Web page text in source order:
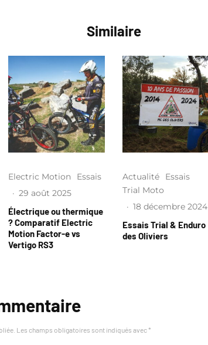
Similaire
Electric Motion
Essais
· 29 août 2025
Électrique ou thermique
? Comparatif Electric
Motion Factor-e vs
Vertigo RS3
Actualité
Essais
Trial Moto
· 18 décembre 2024
Essais Trial & Enduro
des Oliviers
Les champs obligatoires sont indiqués avec *